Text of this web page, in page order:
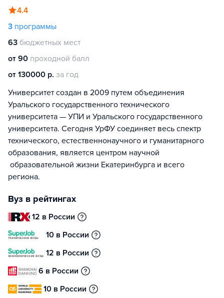
4.4
3 программы
63 бюджетных мест
от 90 проходной балл
от 130000 р. за год
Университет создан в 2009 путем объединения
Уральского государственного технического
университета — УПИ и Уральского государственного
университета. Сегодня УрФУ соединяет весь спектр
технического, естественнонаучного и гуманитарного
образования, является центром научной
образовательной жизни Екатеринбурга и всего
региона.
Вуз в рейтингах
12 в России
10 в России
12 в России
6 в России
10 в России